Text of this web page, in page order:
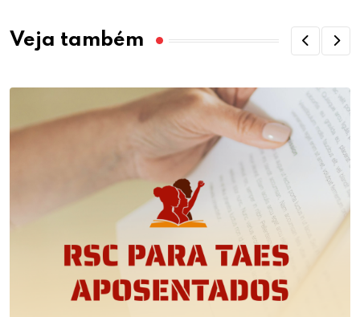
Veja também